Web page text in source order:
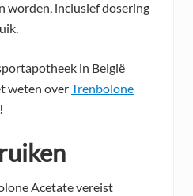
worden, inclusief dosering
in België
weten overTrenbolone
Acetate vereist